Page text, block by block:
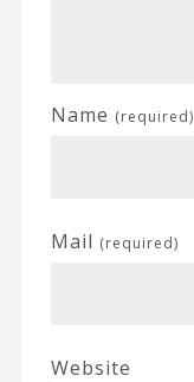
Name (required)
Mail (required)
Website